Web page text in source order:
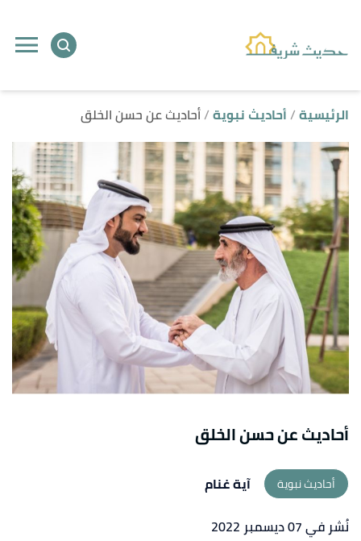
الرئيسية أحاديث نبوية أحاديث عن حسن الخلق
أحاديث عن حسن الخلق
أحاديث نبوية
آية غنام
نُشر في 07 ديسمبر 2022